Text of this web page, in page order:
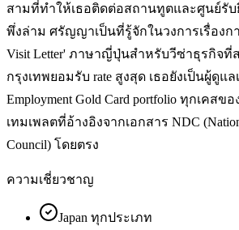
สามที่ทำให้เธอติดต่อสถานทูตและศูนย์รับ
พึ่งล่าม ศรัญญาเป็นที่รู้จักในวงการเรื่องกา
Visit Letter' ภาษาญี่ปุ่นสำหรับวีซ่าธุรกิจ
กรุงเทพยอมรับ rate สูงสุด เธอยังเป็นผู้ดูแล
Employment Gold Card portfolio ทุกเคสข
เทมเพลตที่อ้างอิงจากเอกสาร NDC
Council) โดยตรง
ความเชี่ยวชาญ
Japan ทุกประเภท